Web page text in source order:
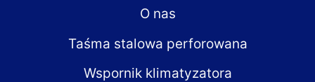
O nas
Taśma stalowa perforowana
Wspornik klimatyzatora